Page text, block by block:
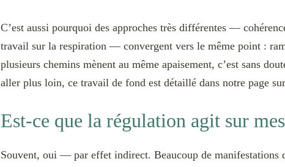
C’est aussi pourquoi des approches très différentes —
travail sur la respiration — convergent vers le même point :
plusieurs chemins mènent au même apaisement, c’est sans
aller plus loin, ce travail de fond est détaillé dans notre page sur
Est-ce que la régulation agit sur
Souvent, oui — par effet indirect. Beaucoup de manifestations